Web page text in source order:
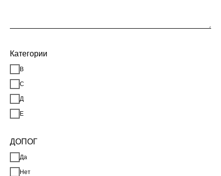
Категории
В
С
Д
Е
ДОПОГ
Да
Нет